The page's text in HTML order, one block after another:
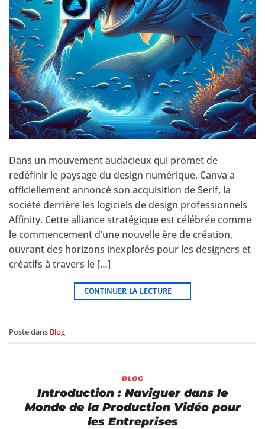
Dans un mouvement audacieux qui promet de
redéfinir le paysage du design numérique, Canva a
officiellement annoncé son acquisition de Serif, la
société derrière les logiciels de design professionnels
Affinity. Cette alliance stratégique est célébrée comme
le commencement d’une nouvelle ère de création,
ouvrant des horizons inexplorés pour les designers et
créatifs à travers le […]
CONTINUER LA LECTURE →
Posté dans Blog
BLOG
Introduction : Naviguer dans le
Monde de la Production Vidéo pour
les Entreprises